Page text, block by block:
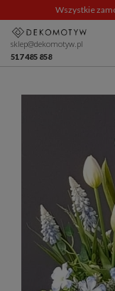
Wszystkie
sklep@dekomotyw.pl
517 485 858